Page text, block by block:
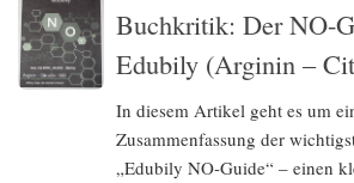
Buchkritik: Der NO-
Edubily (Arginin –
In diesem Artikel geht es um
Zusammenfassung der
„Edubily NO-Guide“ – einen